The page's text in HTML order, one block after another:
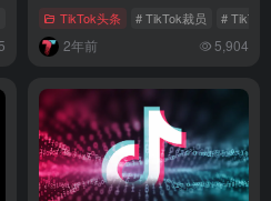
# 英国电商 # TikTok英国电商业务
TikTok头条 # TikTok裁员 #
2年前 5,904